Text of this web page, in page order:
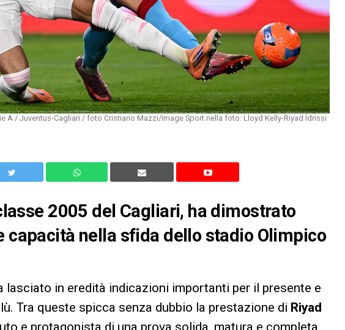
A / Juventus-Cagliari / foto Cristiano Mazzi/Image Sport nella foto: Lloyd Kelly-Riyad Idrissi
2005 del Cagliari, ha dimostrato
capacità nella sfida dello stadio Olimpico
lasciato in eredità indicazioni importanti per il presente e
Tra queste spicca senza dubbio la prestazione di Riyad
e protagonista di una prova solida, matura e completa.